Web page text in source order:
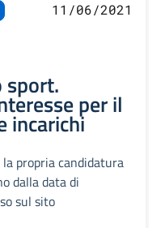
11/06/2021
sport.
per il
incarichi
propria candidatura
dalla data di
sul sito